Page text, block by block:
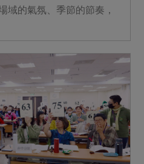
域的氣氛、季節的節奏，